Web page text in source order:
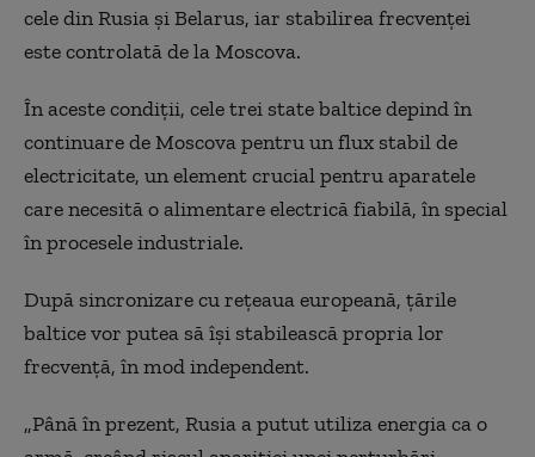
cele din Rusia şi Belarus, iar stabilirea frecvenţei
este controlată de la Moscova.
În aceste condiţii, cele trei state baltice depind în
continuare de Moscova pentru un flux stabil de
electricitate, un element crucial pentru aparatele
care necesită o alimentare electrică fiabilă, în special
în procesele industriale.
După sincronizare cu reţeaua europeană, ţările
baltice vor putea să îşi stabilească propria lor
frecvenţă, în mod independent.
„Până în prezent, Rusia a putut utiliza energia ca o